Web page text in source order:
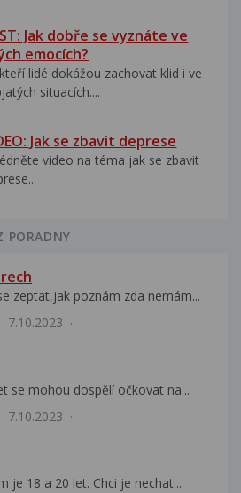
Jak dobře se vyznáte ve
emocích?
lidé dokážou zachovat klid i ve
situacích....
Jak se zbavit deprese
video na téma jak se zbavit
PORADNY
zeptat,jak poznám zda nemám...
7.10.2023
se mohou dospělí očkovat na...
7.10.2023
je 18 a 20 let. Chci je nechat...